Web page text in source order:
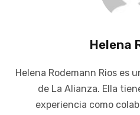
Helena
Helena Rodemann Rios es
de La Alianza. Ella
experiencia como